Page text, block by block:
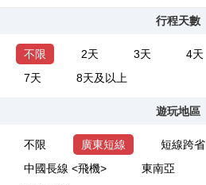
行程天數
不限 2天 3天 4天
7天
8天及以上
遊玩地區
不限 廣東短線 短線跨省
中國長線 <飛機>
東南亞